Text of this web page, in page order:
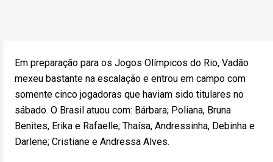
Em preparação para os Jogos Olímpicos do Rio, Vadão
mexeu bastante na escalação e entrou em campo com
somente cinco jogadoras que haviam sido titulares no
sábado. O Brasil atuou com: Bárbara; Poliana, Bruna
Benites, Erika e Rafaelle; Thaísa, Andressinha, Debinha e
Darlene; Cristiane e Andressa Alves.